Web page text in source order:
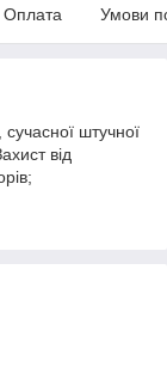
Оплата Умови
сучасної штучної
від